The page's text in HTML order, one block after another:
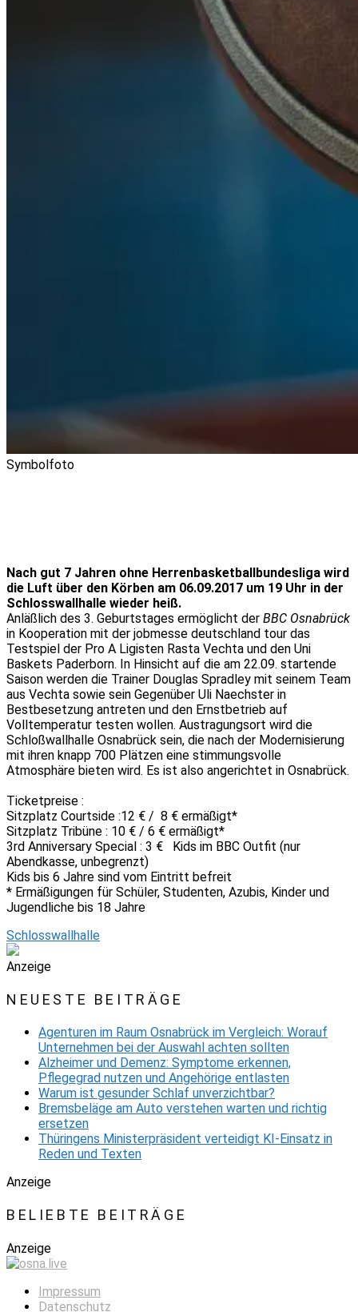
Symbolfoto
Nach gut 7 Jahren ohne Herrenbasketballbundesliga wird
die Luft über den Körben am 06.09.2017 um 19 Uhr in der
Schlosswallhalle wieder heiß.
Anläßlich des 3. Geburtstages ermöglicht der BBC Osnabrück
in Kooperation mit der jobmesse deutschland tour das
Testspiel der Pro A Ligisten Rasta Vechta und den Uni
Baskets Paderborn. In Hinsicht auf die am 22.09. startende
Saison werden die Trainer Douglas Spradley mit seinem Team
aus Vechta sowie sein Gegenüber Uli Naechster in
Bestbesetzung antreten und den Ernstbetrieb auf
Volltemperatur testen wollen. Austragungsort wird die
Schloßwallhalle Osnabrück sein, die nach der Modernisierung
mit ihren knapp 700 Plätzen eine stimmungsvolle
Atmosphäre bieten wird. Es ist also angerichtet in Osnabrück.
Ticketpreise :
Sitzplatz Courtside :12 € / 8 € ermäßigt*
Sitzplatz Tribüne : 10 € / 6 € ermäßigt*
3rd Anniversary Special : 3 € Kids im BBC Outfit (nur
Abendkasse, unbegrenzt)
Kids bis 6 Jahre sind vom Eintritt befreit
* Ermäßigungen für Schüler, Studenten, Azubis, Kinder und
Jugendliche bis 18 Jahre
Schlosswallhalle
Anzeige
NEUESTE BEITRÄGE
Agenturen im Raum Osnabrück im Vergleich: Worauf
Unternehmen bei der Auswahl achten sollten
Alzheimer und Demenz: Symptome erkennen,
Pflegegrad nutzen und Angehörige entlasten
Warum ist gesunder Schlaf unverzichtbar?
Bremsbeläge am Auto verstehen warten und richtig
ersetzen
Thüringens Ministerpräsident verteidigt KI-Einsatz in
Reden und Texten
Anzeige
BELIEBTE BEITRÄGE
Anzeige
Impressum
Datenschutz